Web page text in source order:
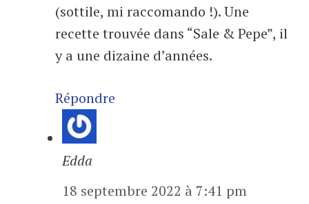
(sottile, mi raccomando !). Une
recette trouvée dans “Sale & Pepe”, il
y a une dizaine d’années.
Répondre
Edda
18 septembre 2022 à 7:41 pm